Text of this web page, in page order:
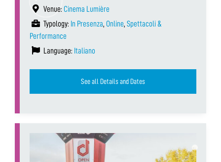
Venue: Cinema Lumière
Typology: In Presenza, Online, Spettacoli &
Performance
Language: Italiano
See all Details and Dates